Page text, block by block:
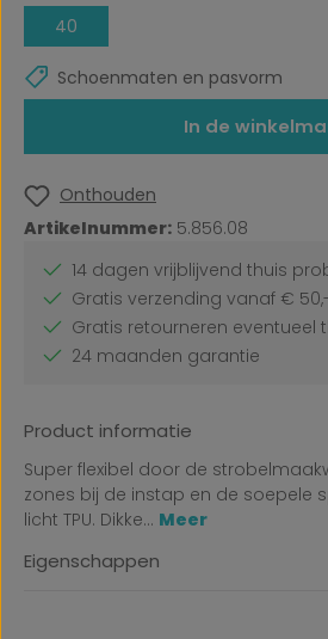
40
Schoenmaten en pasvorm
In de
Onthouden
Artikelnummer: 5.856.08
14 dagen vrijblijvend thuis
Gratis verzending vanaf €
Gratis retourneren eventueel
24 maanden garantie
Product informatie
Super flexibel door de
zones bij de instap en de soepele
licht TPU. Dikke… Meer
Eigenschappen